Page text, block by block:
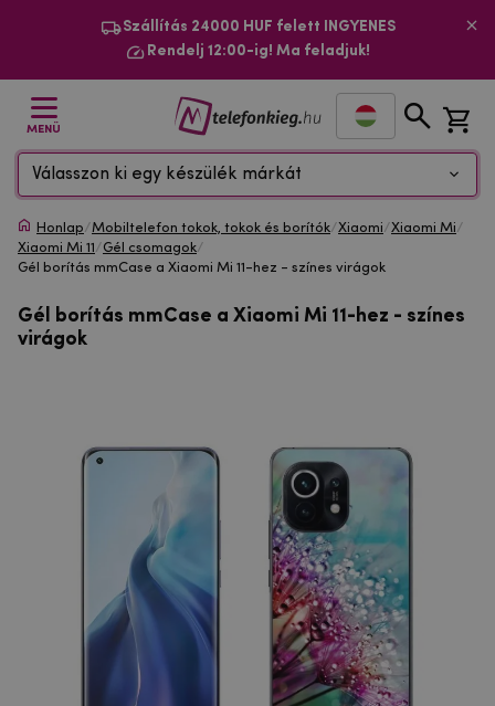
Szállítás 24000 HUF felett INGYENES
Rendelj 12:00-ig! Ma feladjuk!
MENÜ
Válasszon ki egy készülék márkát
Honlap/Mobiltelefon tokok, tokok és borítók/Xiaomi/Xiaomi Mi/
Xiaomi Mi 11/Gél csomagok/
Gél borítás mmCase a Xiaomi Mi 11-hez - színes virágok
Gél borítás mmCase a Xiaomi Mi 11-hez - színes
virágok